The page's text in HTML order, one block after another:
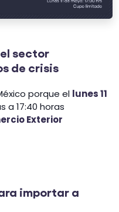
sector
de crisis
porque el lunes 11
a 17:40 horas
Exterior
importar a